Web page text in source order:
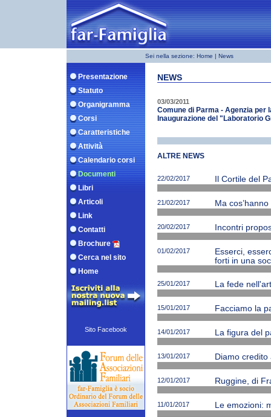
Sei nella sezione: Home | News
Presentazione
Statuto
Organigramma
Corsi
Caratteristiche
Attività
Calendario corsi
Documenti
Libri
Articoli
Link
Contatti
Brochure
Cerca nel sito
Home
Sito Facebook
NEWS
03/03/2011
Comune di Parma - Agenzia per
Inaugurazione del "Laboratorio
ALTRE NEWS
22/02/2017 Il Cortile del
21/02/2017 Ma
20/02/2017 Incontri
01/02/2017
Esserci,
forti in una
25/01/2017 La fede
15/01/2017 Facciamo la
14/01/2017 La figura del
13/01/2017 Diamo
12/01/2017 Ruggine, di
11/01/2017 Le emozioni: